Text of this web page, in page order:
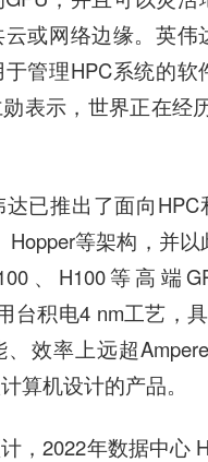
或网络边缘。英伟
管理HPC系统的软
表示，世界正在经
已推出了面向HPC
Hopper等架构，并
、H100等高端
台积电4 nm工艺，
效率上远超
算机设计的产品。
，2022年数据中心